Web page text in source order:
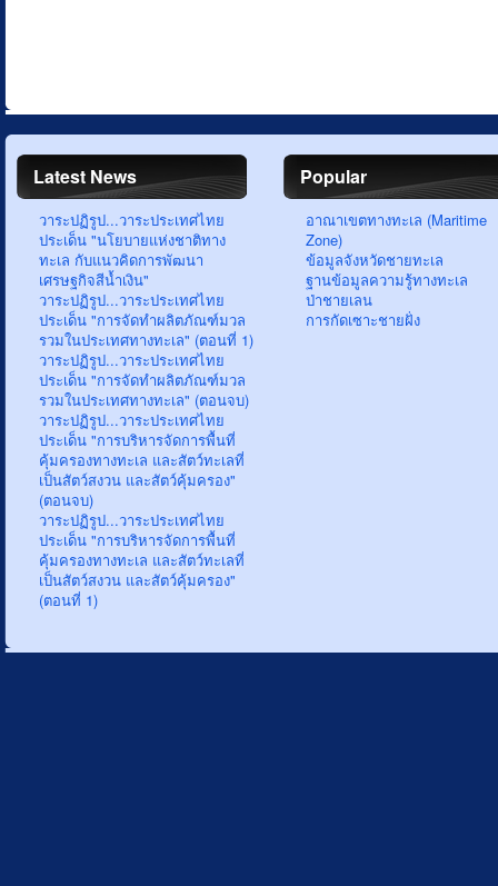
Latest News
วาระปฏิรูป...วาระประเทศไทย
ประเด็น "นโยบายแห่งชาติทาง
ทะเล กับแนวคิดการพัฒนา
เศรษฐกิจสีน้ำเงิน"
วาระปฏิรูป...วาระประเทศไทย
ประเด็น "การจัดทำผลิตภัณฑ์มวล
รวมในประเทศทางทะเล" (ตอนที่ 1)
วาระปฏิรูป...วาระประเทศไทย
ประเด็น "การจัดทำผลิตภัณฑ์มวล
รวมในประเทศทางทะเล" (ตอนจบ)
วาระปฏิรูป...วาระประเทศไทย
ประเด็น "การบริหารจัดการพื้นที่
คุ้มครองทางทะเล และสัตว์ทะเลที่
เป็นสัตว์สงวน และสัตว์คุ้มครอง"
(ตอนจบ)
วาระปฏิรูป...วาระประเทศไทย
ประเด็น "การบริหารจัดการพื้นที่
คุ้มครองทางทะเล และสัตว์ทะเลที่
เป็นสัตว์สงวน และสัตว์คุ้มครอง"
(ตอนที่ 1)
Popular
อาณาเขตทางทะเล (Maritime
Zone)
ข้อมูลจังหวัดชายทะเล
ฐานข้อมูลความรู้ทางทะเล
ป่าชายเลน
การกัดเซาะชายฝั่ง